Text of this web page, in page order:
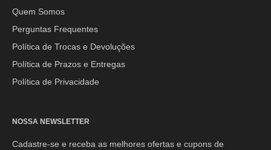
WhatsApp:
(44) 9 8856-3798
Quem Somos
Perguntas Frequentes
Política de Trocas e Devoluções
Política de Prazos e Entregas
Política de Privacidade
NOSSA NEWSLETTER
Cadastre-se e receba as melhores ofertas e cupons de